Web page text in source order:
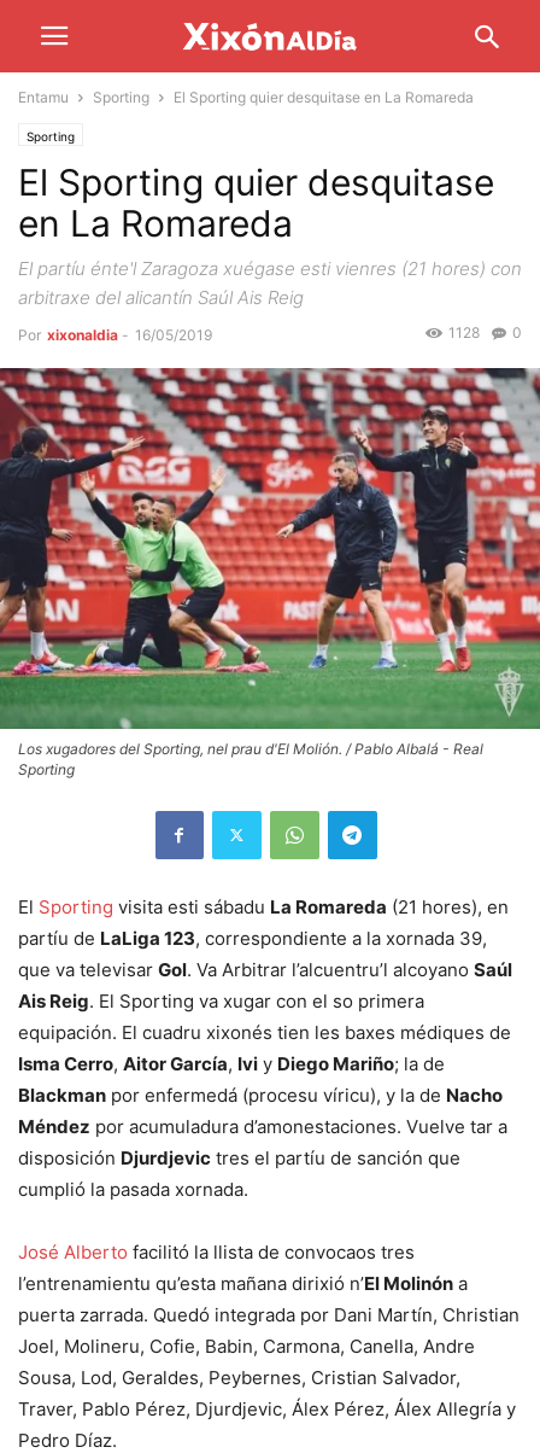
Entamu Sporting El Sporting quier desquitase en La Romareda
Sporting
El Sporting quier desquitase
en La Romareda
El partíu énte'l Zaragoza xuégase esti vienres (21 hores) con
arbitraxe del alicantín Saúl Ais Reig
Por xixonaldia - 16/05/2019 0
1128
Los xugadores del Sporting, nel prau d'El Molión. / Pablo Albalá - Real
Sporting
El Sporting visita esti sábadu La Romareda (21 hores), en
partíu de LaLiga 123, correspondiente a la xornada 39,
que va televisar Gol. Va Arbitrar l’alcuentru’l alcoyano Saúl
Ais Reig. El Sporting va xugar con el so primera
equipación. El cuadru xixonés tien les baxes médiques de
Isma Cerro, Aitor García, Ivi y Diego Mariño; la de
Blackman por enfermedá (procesu víricu), y la de Nacho
Méndez por acumuladura d’amonestaciones. Vuelve tar a
disposición Djurdjevic tres el partíu de sanción que
cumplió la pasada xornada.
José Alberto facilitó la llista de convocaos tres
l’entrenamientu qu’esta mañana dirixió n’El Molinón a
puerta zarrada. Quedó integrada por Dani Martín, Christian
Joel, Molineru, Cofie, Babin, Carmona, Canella, Andre
Sousa, Lod, Geraldes, Peybernes, Cristian Salvador,
Traver, Pablo Pérez, Djurdjevic, Álex Pérez, Álex Allegría y
Pedro Díaz.